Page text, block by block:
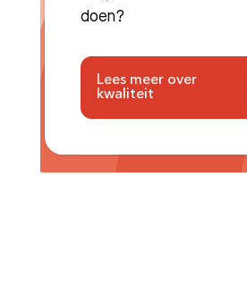
doen?
Lees meer over
kwaliteit